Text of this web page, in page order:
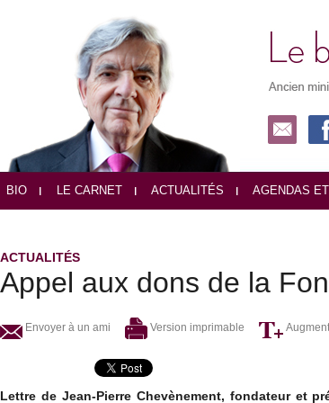
BIO LE CARNET ACTUALITÉS AGENDAS
ACTUALITÉS
Appel aux dons de la
Envoyer à un ami Version imprimable
Lettre de Jean-Pierre Chevènement, fondateur et